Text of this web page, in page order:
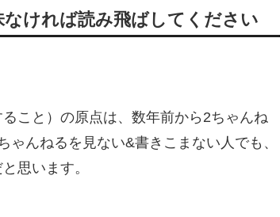
ければ読み飛ばしてください
こと）の原点は、数年前から2ちゃんね
んねるを見ない&書きこまない人でも、
思います。